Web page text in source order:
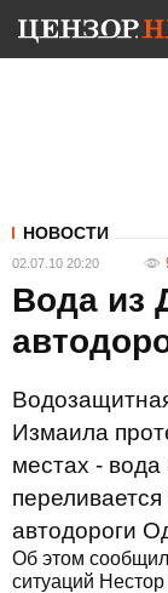
НОВОСТИ
02.07.10 20:20
Вода из
Измаила
местах -
автодороги
Об этом
ситуаций